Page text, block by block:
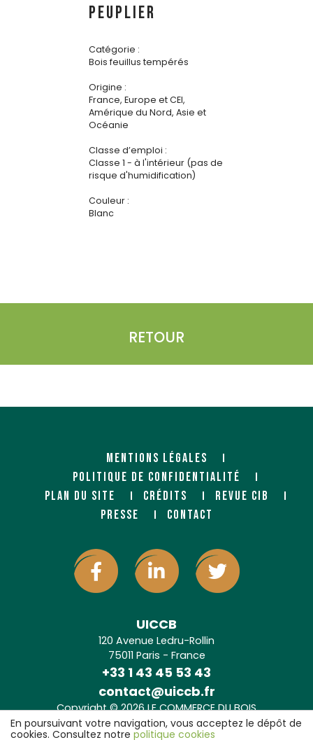
PEUPLIER
Catégorie :
Bois feuillus tempérés
Origine :
France, Europe et CEI,
Amérique du Nord, Asie et
Océanie
Classe d’emploi :
Classe 1 - à l'intérieur (pas de
risque d'humidification)
Couleur :
Blanc
RETOUR
MENTIONS LÉGALES
POLITIQUE DE CONFIDENTIALITÉ
PLAN DU SITE
CRÉDITS
REVUE CIB
PRESSE
CONTACT
UICCB
120 Avenue Ledru-Rollin
75011 Paris - France
+33 1 43 45 53 43
contact@uiccb.fr
Copyright © 2026 LE COMMERCE DU BOIS
Agence web Paris: 6LAB
En poursuivant votre navigation, vous acceptez le dépôt de
cookies. Consultez notre politique cookies